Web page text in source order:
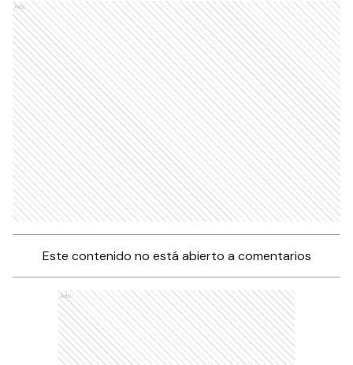
Ads
Este contenido no está abierto a comentarios
Ads